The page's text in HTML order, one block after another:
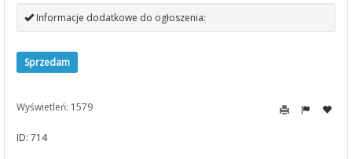
Informacje dodatkowe do ogłoszenia:
Sprzedam
Wyświetleń: 1579
ID: 714